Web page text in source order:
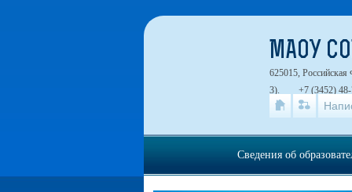
МАОУ
625015,
3).
+7 (3452)
Сведения об